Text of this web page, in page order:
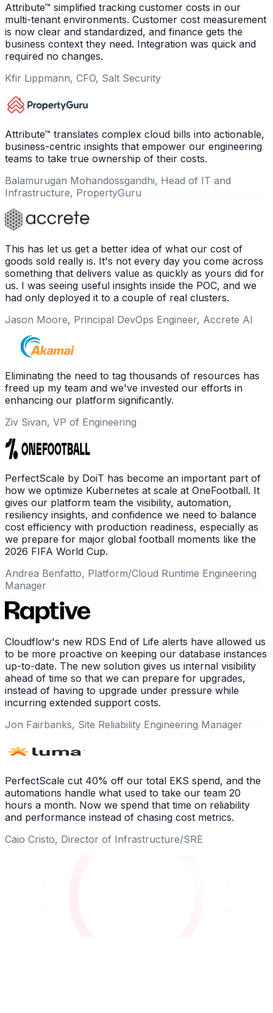
Attribute™ simplified tracking customer costs in our
multi-tenant environments. Customer cost measurement
is now clear and standardized, and finance gets the
business context they need. Integration was quick and
required no changes.
Kfir Lippmann, CFO, Salt Security
Attribute™ translates complex cloud bills into actionable,
business-centric insights that empower our engineering
teams to take true ownership of their costs.
Balamurugan Mohandossgandhi, Head of IT and
Infrastructure, PropertyGuru
This has let us get a better idea of what our cost of
goods sold really is. It's not every day you come across
something that delivers value as quickly as yours did for
us. I was seeing useful insights inside the POC, and we
had only deployed it to a couple of real clusters.
Jason Moore, Principal DevOps Engineer, Accrete AI
Eliminating the need to tag thousands of resources has
freed up my team and we've invested our efforts in
enhancing our platform significantly.
Ziv Sivan, VP of Engineering
PerfectScale by DoiT has become an important part of
how we optimize Kubernetes at scale at OneFootball. It
gives our platform team the visibility, automation,
resiliency insights, and confidence we need to balance
cost efficiency with production readiness, especially as
we prepare for major global football moments like the
2026 FIFA World Cup.
Andrea Benfatto, Platform/Cloud Runtime Engineering
Manager
Cloudflow's new RDS End of Life alerts have allowed us
to be more proactive on keeping our database instances
up-to-date. The new solution gives us internal visibility
ahead of time so that we can prepare for upgrades,
instead of having to upgrade under pressure while
incurring extended support costs.
Jon Fairbanks, Site Reliability Engineering Manager
PerfectScale cut 40% off our total EKS spend, and the
automations handle what used to take our team 20
hours a month. Now we spend that time on reliability
and performance instead of chasing cost metrics.
Caio Cristo, Director of Infrastructure/SRE